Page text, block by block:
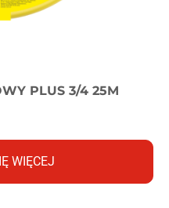
PLUS 3/4 25M
WIĘCEJ